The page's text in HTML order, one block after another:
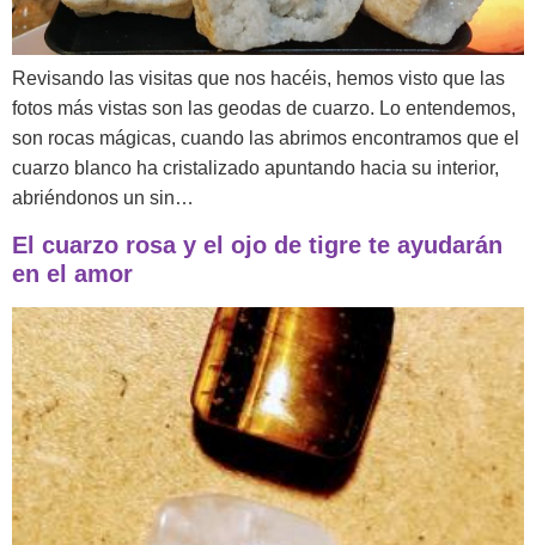
Revisando las visitas que nos hacéis, hemos visto que las
fotos más vistas son las geodas de cuarzo. Lo entendemos,
son rocas mágicas, cuando las abrimos encontramos que el
cuarzo blanco ha cristalizado apuntando hacia su interior,
abriéndonos un sin…
El cuarzo rosa y el ojo de tigre te ayudarán
en el amor